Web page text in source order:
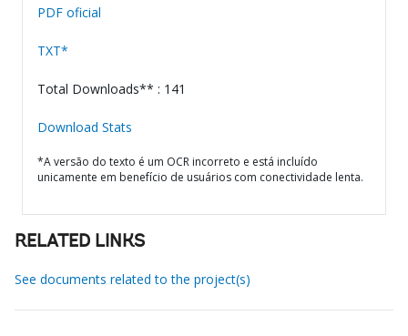
PDF oficial
TXT*
Total Downloads** : 141
Download Stats
*A versão do texto é um OCR incorreto e está incluído
unicamente em benefício de usuários com conectividade lenta.
RELATED LINKS
See documents related to the project(s)